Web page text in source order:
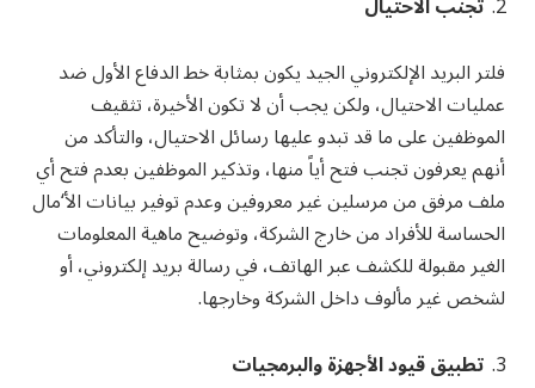
فلتر البريد الإلكتروني الجيد يكون بمثابة خط الدفاع الأول ضد
عمليات الاحتيال، ولكن يجب أن لا تكون الأخيرة، تثقيف
الموظفين على ما قد تبدو عليها رسائل الاحتيال، والتأكد من
أنهم يعرفون تجنب فتح أياً منها، وتذكير الموظفين بعدم فتح أي
ملف مرفق من مرسلين غير معروفين وعدم توفير بيانات الأ‘مال
الحساسة للأفراد من خارج الشركة، وتوضيح ماهية المعلومات
الغير مقبولة للكشف عبر الهاتف، في رسالة بريد إلكتروني، أو
لشخص غير مألوف داخل الشركة وخارجها.
تطبيق قيود الأجهزة والبرمجيات